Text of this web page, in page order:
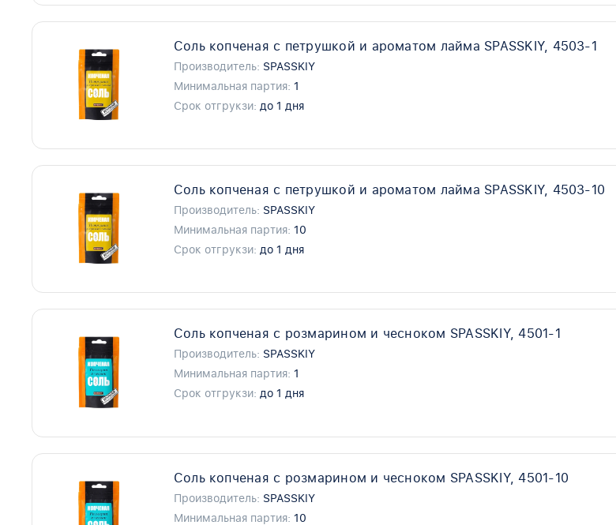
Соль копченая с петрушкой и ароматом лайма SPASSKIY, 4503-1
Производитель: SPASSKIY
Минимальная партия: 1
Срок отгрукзи: до 1 дня
Соль копченая с петрушкой и ароматом лайма SPASSKIY, 4503-10
Производитель: SPASSKIY
Минимальная партия: 10
Срок отгрукзи: до 1 дня
Соль копченая с розмарином и чесноком SPASSKIY, 4501-1
Производитель: SPASSKIY
Минимальная партия: 1
Срок отгрукзи: до 1 дня
Соль копченая с розмарином и чесноком SPASSKIY, 4501-10
Производитель: SPASSKIY
Минимальная партия: 10